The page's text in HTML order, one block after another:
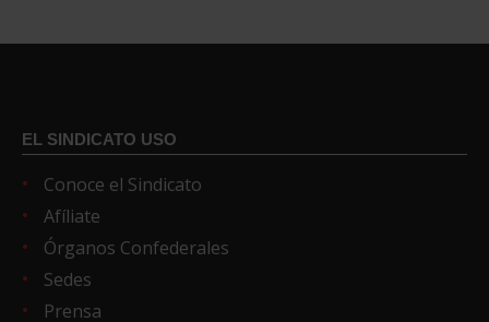
EL SINDICATO USO
Conoce el Sindicato
Afíliate
Órganos Confederales
Sedes
Prensa